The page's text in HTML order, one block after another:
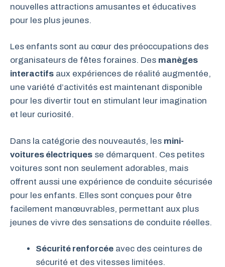
nouvelles attractions amusantes et éducatives
pour les plus jeunes.
Les enfants sont au cœur des préoccupations des
organisateurs de fêtes foraines. Des manèges
interactifs aux expériences de réalité augmentée,
une variété d’activités est maintenant disponible
pour les divertir tout en stimulant leur imagination
et leur curiosité.
Dans la catégorie des nouveautés, les mini-
voitures électriques se démarquent. Ces petites
voitures sont non seulement adorables, mais
offrent aussi une expérience de conduite sécurisée
pour les enfants. Elles sont conçues pour être
facilement manœuvrables, permettant aux plus
jeunes de vivre des sensations de conduite réelles.
Sécurité renforcée avec des ceintures de
sécurité et des vitesses limitées.